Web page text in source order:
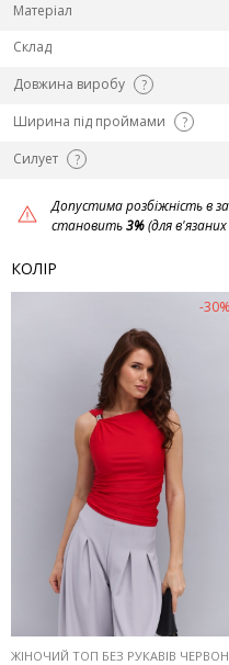
Матеріал
Склад
Довжина виробу
?
Ширина під проймами
?
Силует
?
Допустима розбіжність в
становить3%(для
КОЛІР
-30%